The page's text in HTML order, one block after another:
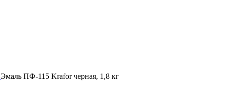
Эмаль ПФ-115 Krafor черная, 1,8 кг